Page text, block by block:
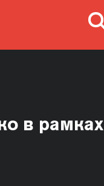
в рамках